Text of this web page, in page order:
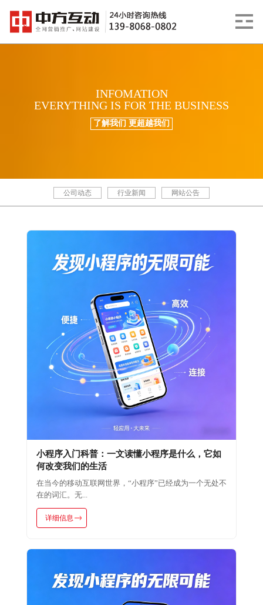
INFOMATION
EVERYTHING IS FOR THE BUSINESS
了解我们 更超越我们
公司动态 行业新闻 网站公告
小程序入门科普：一文读懂小程序是什么，它如
何改变我们的生活
在当今的移动互联网世界，“小程序”已经成为一个无处不
在的词汇。无...
详细信息